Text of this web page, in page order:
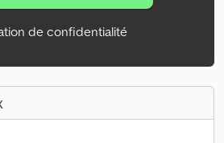
de confidentialité